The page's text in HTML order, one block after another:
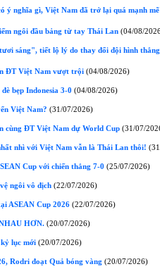
ý nghĩa gì, Việt Nam đã trở lại quá mạnh mẽ
ngôi đầu bảng từ tay Thái Lan (04/08/
sáng", tiết lộ lý do thay đổi đội hình thắng
ĐT Việt Nam vượt trội (04/08/2026)
bẹp Indonesia 3-0 (04/08/2026)
Việt Nam? (31/07/2026)
cùng ĐT Việt Nam dự World Cup (31/07/
nhì với Việt Nam vẫn là Thái Lan thôi!
Cup với chiến thắng 7-0 (25/07/2026)
ngôi vô địch (22/07/2026)
ASEAN Cup 2026 (22/07/2026)
HƠN. (20/07/2026)
lục mới (20/07/2026)
Rodri đoạt Quả bóng vàng (20/07/2026)